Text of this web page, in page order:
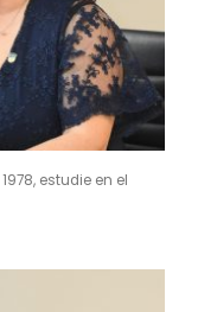
estudie en el